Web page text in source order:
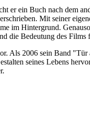
er ein Buch nach dem
Mit seiner
im Hintergrund.
die Bedeutung des Films
Als 2006 sein Band
seines Lebens